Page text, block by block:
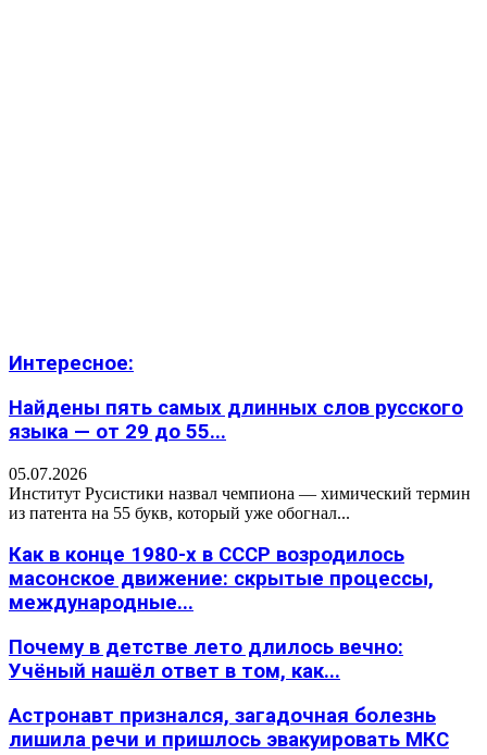
Интересное:
Найдены пять самых длинных слов русского
языка — от 29 до 55...
05.07.2026
Институт Русистики назвал чемпиона — химический термин
из патента на 55 букв, который уже обогнал...
Как в конце 1980-х в СССР возродилось
масонское движение: скрытые процессы,
международные...
Почему в детстве лето длилось вечно:
Учёный нашёл ответ в том, как...
Астронавт признался, загадочная болезнь
лишила речи и пришлось эвакуировать МКС